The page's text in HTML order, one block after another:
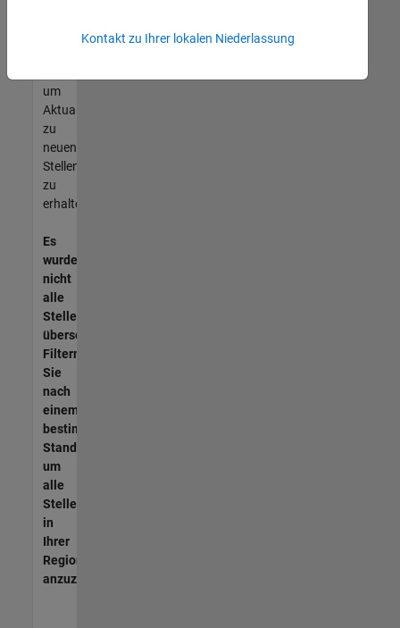
unseres
um
Aktualisierungen
zu
neuen
Stellenangeboten
zu
erhalten.
Es
wurden
nicht
alle
Stellen
übersetzt.
Filtern
Sie
nach
einem
bestimmten
Standort,
um
alle
Stellenangebote
in
Ihrer
Region
anzuzeigen.
Kontakt zu Ihrer lokalen Niederlassung